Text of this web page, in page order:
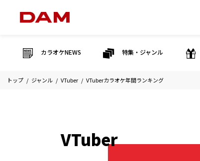
カラオケNEWS 特集・ジャンル
トップ ジャンル VTuber VTuberカラオケ年間ランキング
VTuber